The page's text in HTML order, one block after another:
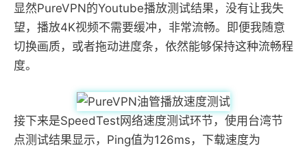
显然PureVPN的Youtube播放测试结果，没有让我失
望，播放4K视频不需要缓冲，非常流畅。即便我随意
切换画质，或者拖动进度条，依然能够保持这种流畅程
度。
接下来是SpeedTest网络速度测试环节，使用台湾节
点测试结果显示，Ping值为126ms，下载速度为